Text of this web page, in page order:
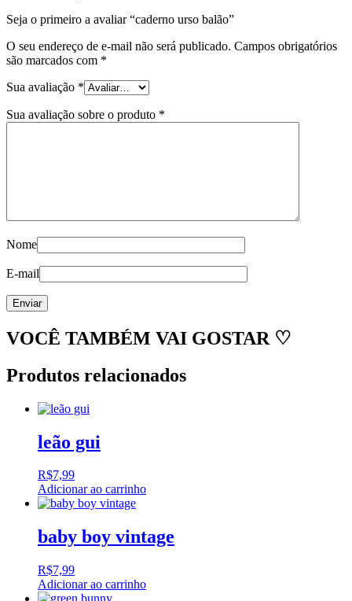
Seja o primeiro a avaliar “caderno urso balão”
O seu endereço de e-mail não será publicado. Campos obrigatórios
são marcados com *
Sua avaliação *
Sua avaliação sobre o produto *
Nome
E-mail
VOCÊ TAMBÉM VAI GOSTAR ♡
Produtos relacionados
leão gui
R$7,99
Adicionar ao carrinho
baby boy vintage
R$7,99
Adicionar ao carrinho